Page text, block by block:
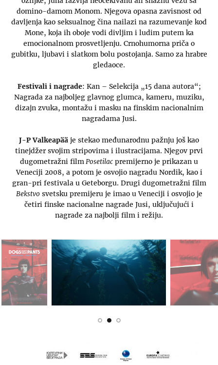
domino-damom Monom. Njegova opasna zavisnost od
davljenja kao seksualnog čina nailazi na razumevanje kod
Mone, koja ih oboje vodi divljim i ludim putem ka
emocionalnom prosvetljenju. Crnohumorna priča o
gubitku, ljubavi i slatkom bolu postojanja. Samo za hrabre
gledaoce.
Festivali i nagrade: Kan – Selekcija „15 dana autora“;
Nagrada za najboljeg glavnog glumca, kameru, muziku,
dizajn zvuka, montažu i masku na finskim nacionalnim
nagradama Jusi.
J-P Valkeapää je stekao međunarodnu pažnju još kao
tinejdžer svojim stripovima i ilustracijama. Njegov prvi
dugometražni filmPosetilac premijerno je prikazan u
Veneciji 2008, a potom je osvojio nagradu Nordik, kao i
gran-pri festivala u Geteborgu. Drugi dugometražni film
Bekstvosvetsku premijeru je imao u Veneciji i osvojio je
četiri finske nacionalne nagrade Jusi, uključujući i
nagrade za najbolji film i režiju.